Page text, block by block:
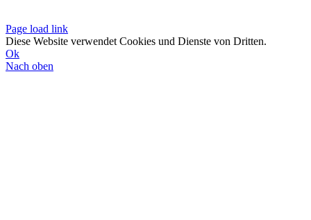
Page load link
Diese Website verwendet Cookies und Dienste von Dritten.
Ok
Nach oben